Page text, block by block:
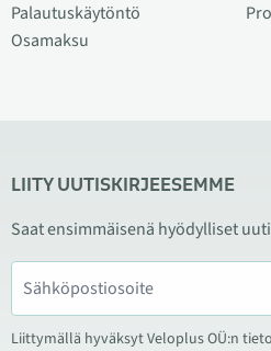
Palautuskäytöntö
Osamaksu
LIITY UUTISKIRJEESEMME
Saat ensimmäisenä hyödylliset
Liittymällä hyväksyt Veloplus OÜ:n